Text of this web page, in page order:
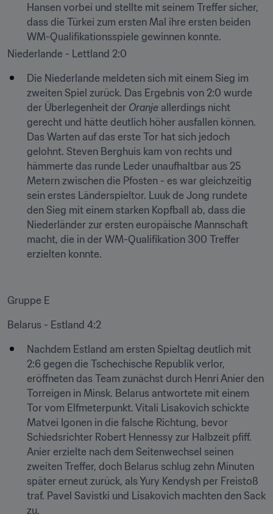
Hansen vorbei und stellte mit seinem Treffer sicher,
dass die Türkei zum ersten Mal ihre ersten beiden
WM-Qualifikationsspiele gewinnen konnte.
Niederlande - Lettland 2:0
Die Niederlande meldeten sich mit einem Sieg im
zweiten Spiel zurück. Das Ergebnis von 2:0 wurde
der Überlegenheit der Oranje allerdings nicht
gerecht und hätte deutlich höher ausfallen können.
Das Warten auf das erste Tor hat sich jedoch
gelohnt. Steven Berghuis kam von rechts und
hämmerte das runde Leder unaufhaltbar aus 25
Metern zwischen die Pfosten - es war gleichzeitig
sein erstes Länderspieltor. Luuk de Jong rundete
den Sieg mit einem starken Kopfball ab, dass die
Niederländer zur ersten europäische Mannschaft
macht, die in der WM-Qualifikation 300 Treffer
erzielten konnte.
Gruppe E
Belarus - Estland 4:2
Nachdem Estland am ersten Spieltag deutlich mit
2:6 gegen die Tschechische Republik verlor,
eröffneten das Team zunächst durch Henri Anier den
Torreigen in Minsk. Belarus antwortete mit einem
Tor vom Elfmeterpunkt. Vitali Lisakovich schickte
Matvei Igonen in die falsche Richtung, bevor
Schiedsrichter Robert Hennessy zur Halbzeit pfiff.
Anier erzielte nach dem Seitenwechsel seinen
zweiten Treffer, doch Belarus schlug zehn Minuten
später erneut zurück, als Yury Kendysh per Freistoß
traf. Pavel Savistki und Lisakovich machten den Sack
zu.